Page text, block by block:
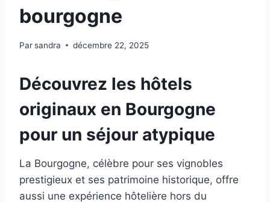
bourgogne
Parsandra décembre 22, 2025
Découvrez les hôtels
originaux en Bourgogne
pour un séjour atypique
La Bourgogne, célèbre pour ses vignobles
prestigieux et ses patrimoine historique, offre
aussi une expérience hôtelière hors du